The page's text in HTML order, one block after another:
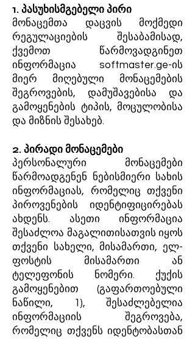
1. პასუხისმგებელი პირი
მონაცემთა დაცვის მოქმედი
რეგულაციების შესაბამისად,
ქვემოთ წარმოვადგინეთ
ინფორმაცია softmaster.ge-ის
მიერ მიღებული მონაცემების
შეგროვების, დამუშავებისა და
გამოყენების ტიპის, მოცულობისა
და მიზნის შესახებ.
2. პირადი მონაცემები
პერსონალური მონაცემები
წარმოადგენენ ნებისმიერი სახის
ინფორმაციას, რომელიც თქვენი
პიროვენების იდენტიფიცირებას
ახდენს. ასეთი ინფორმაცია
შესაძლოა მაგალითისათვის იყოს
თქვენი სახელი, მისამართი, ელ-
ფოსტის მისამართი ან
ტელეფონის ნომერი. ქუქის
გამოყენებით (გაფართოებული
ნაწილი, 1), შესაძლებელია
ინფორმაციის შეგროვება,
რომელიც თქვენს იდენტობასთან